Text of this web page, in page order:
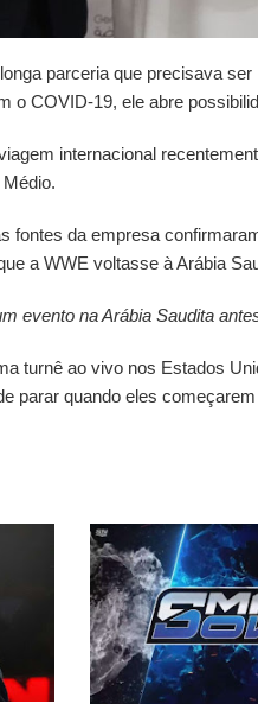
parceria que precisava
o COVID-19, ele abre
internacional
fontes da empresa
a WWE voltasse à Arábia
evento na Arábia Saudita
turnê ao vivo nos Estados
parar quando eles